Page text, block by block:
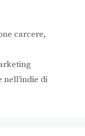
carcere,
nell’indie di